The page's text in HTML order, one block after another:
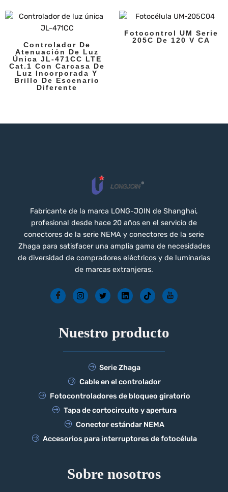
Controlador De
Atenuación De Luz
Única JL-471CC LTE
Cat.1 Con Carcasa De
Luz Incorporada Y
Brillo De Escenario
Diferente
Fotocontrol UM Serie
205C De 120 V CA
Fabricante de la marca LONG-JOIN de Shanghai,
profesional desde hace 20 años en el servicio de
conectores de la serie NEMA y conectores de la serie
Zhaga para satisfacer una amplia gama de necesidades
de diversidad de compradores eléctricos y de luminarias
de marcas extranjeras.
Nuestro producto
Serie Zhaga
Cable en el controlador
Fotocontroladores de bloqueo giratorio
Tapa de cortocircuito y apertura
Conector estándar NEMA
Accesorios para interruptores de fotocélula
Sobre nosotros